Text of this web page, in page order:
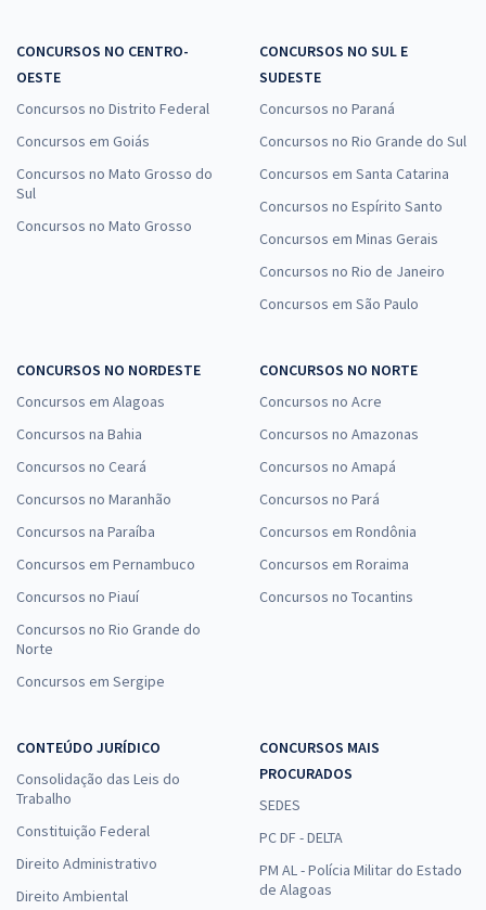
CONCURSOS NO CENTRO-
OESTE
Concursos no Distrito Federal
Concursos em Goiás
Concursos no Mato Grosso do
Sul
Concursos no Mato Grosso
CONCURSOS NO SUL E
SUDESTE
Concursos no Paraná
Concursos no Rio Grande do Sul
Concursos em Santa Catarina
Concursos no Espírito Santo
Concursos em Minas Gerais
Concursos no Rio de Janeiro
Concursos em São Paulo
CONCURSOS NO NORDESTE
Concursos em Alagoas
Concursos na Bahia
Concursos no Ceará
Concursos no Maranhão
Concursos na Paraíba
Concursos em Pernambuco
Concursos no Piauí
Concursos no Rio Grande do
Norte
Concursos em Sergipe
CONCURSOS NO NORTE
Concursos no Acre
Concursos no Amazonas
Concursos no Amapá
Concursos no Pará
Concursos em Rondônia
Concursos em Roraima
Concursos no Tocantins
CONTEÚDO JURÍDICO
Consolidação das Leis do
Trabalho
Constituição Federal
Direito Administrativo
Direito Ambiental
CONCURSOS MAIS
PROCURADOS
SEDES
PC DF - DELTA
PM AL - Polícia Militar do Estado
de Alagoas